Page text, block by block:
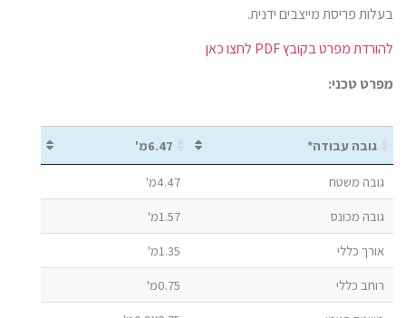
בעלות פריסת מייצבים ידנית.
להורדת מפרט בקובץ PDF לחצו כאן
מפרט טכני:
גובה עבודה* 6.47מ'
גובה משטח
4.47מ'
גובה מכונס
1.57מ'
אורך כללי
1.35מ'
רוחב כללי
0.75מ'